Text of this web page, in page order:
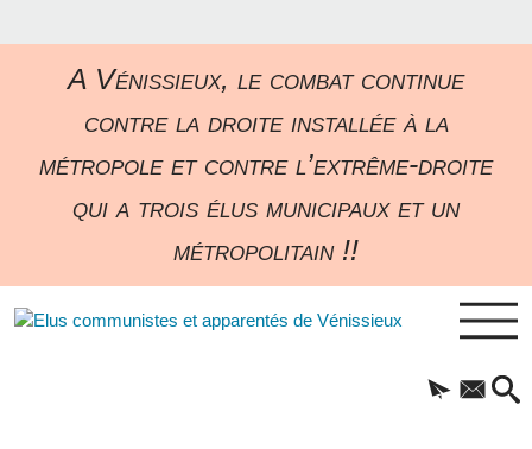
A Vénissieux, le combat continue
contre la droite installée à la
métropole et contre l’extrême-droite
qui a trois élus municipaux et un
métropolitain !!